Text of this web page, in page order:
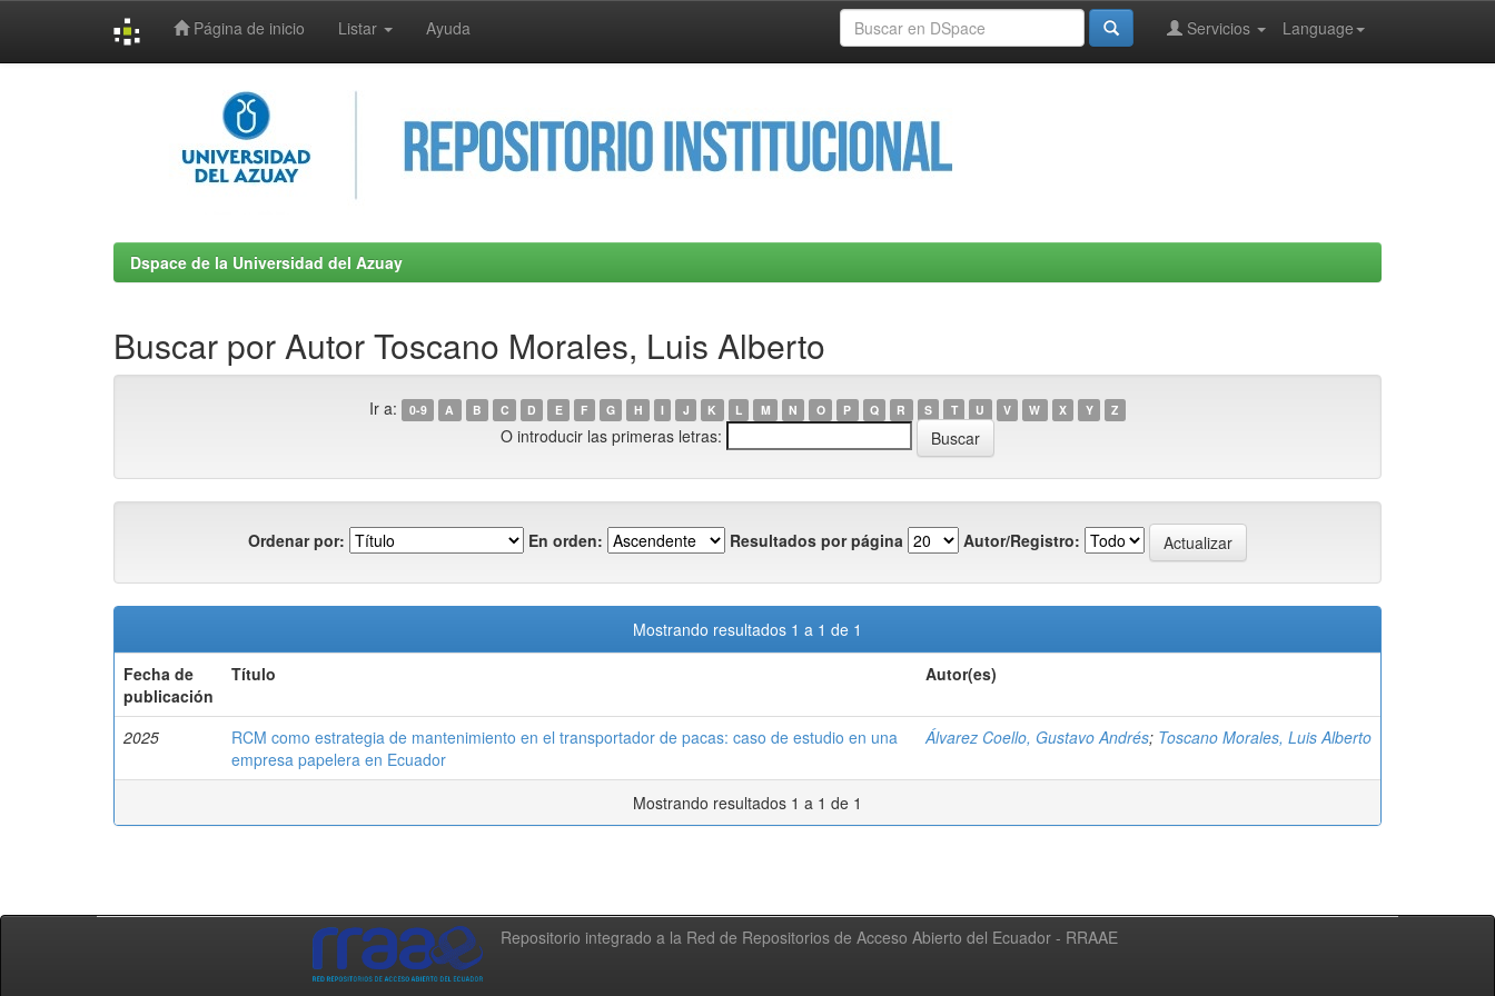
Página de inicio Listar Ayuda Language
Servicios
Dspace de la Universidad del Azuay
Buscar por Autor Toscano Morales, Luis Alberto
Ir a: 0-9 A B C D E F G H I J K L M N O P Q R S T U V W X Y Z
O introducir las primeras letras:
Ordenar por: En orden: Resultados por página Autor/Registro:
Mostrando resultados 1 a 1 de 1
Fecha de
publicación
Título Autor(es)
2025
RCM como estrategia de mantenimiento en el transportador de pacas: caso de estudio en una
empresa papelera en Ecuador
Álvarez Coello, Gustavo Andrés; Toscano Morales, Luis Alberto
Mostrando resultados 1 a 1 de 1
Repositorio integrado a la Red de Repositorios de Acceso Abierto del Ecuador - RRAAE